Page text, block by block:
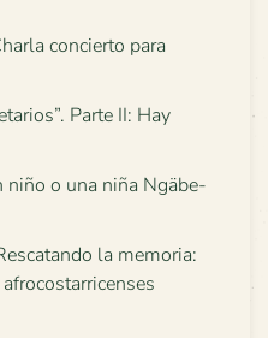
concierto para
Parte II: Hay
niño o una niña Ngäbe-
la memoria: